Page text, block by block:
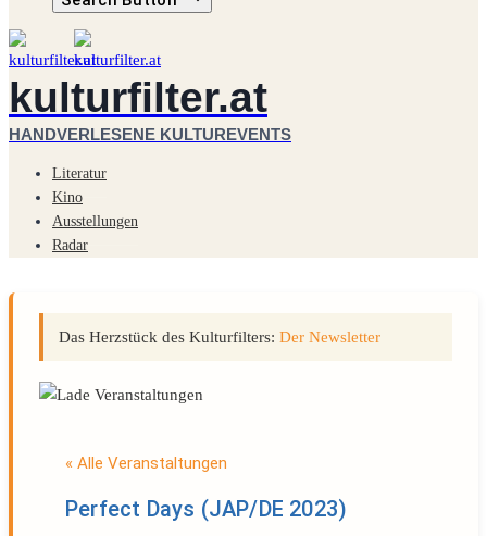
kulturfilter.at
HANDVERLESENE KULTUREVENTS
Literatur
Kino
Ausstellungen
Radar
Das Herzstück des Kulturfilters: Der Newsletter
« Alle Veranstaltungen
Perfect Days (JAP/DE 2023)